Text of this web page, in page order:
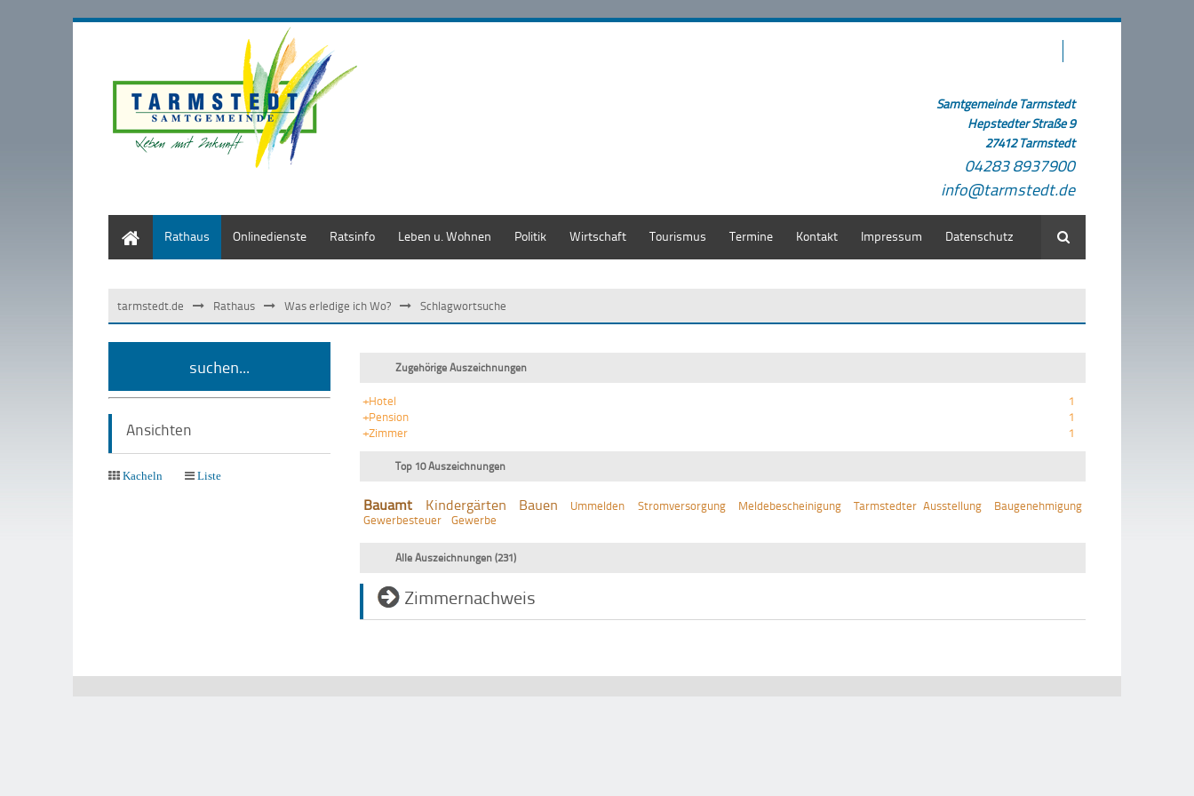
Samtgemeinde Tarmstedt
Hepstedter Straße 9
27412 Tarmstedt
04283 8937900
info@tarmstedt.de
Rathaus Onlinedienste Ratsinfo Leben u. Wohnen Politik Wirtschaft Tourismus Termine Kontakt Impressum Datenschutz Suche
tarmstedt.de Rathaus Was erledige ich Wo? Schlagwortsuche
suchen...
Ansichten
Kacheln Liste
Zugehörige Auszeichnungen
+Hotel
1
+Pension
1
+Zimmer
1
Top 10 Auszeichnungen
Bauamt Kindergärten Bauen Ummelden Stromversorgung Meldebescheinigung Tarmstedter Ausstellung
Baugenehmigung
Gewerbesteuer
Gewerbe
Alle Auszeichnungen (231)
Zimmernachweis